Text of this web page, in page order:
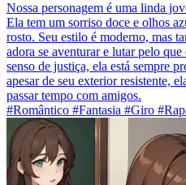
Nossa personagem é uma linda
Ela tem um sorriso doce e olhos
rosto. Seu estilo é moderno, mas
adora se aventurar e lutar pelo
senso de justiça, ela está sempre
apesar de seu exterior resistente,
passar tempo com amigos.
#Romântico #Fantasia #Giro